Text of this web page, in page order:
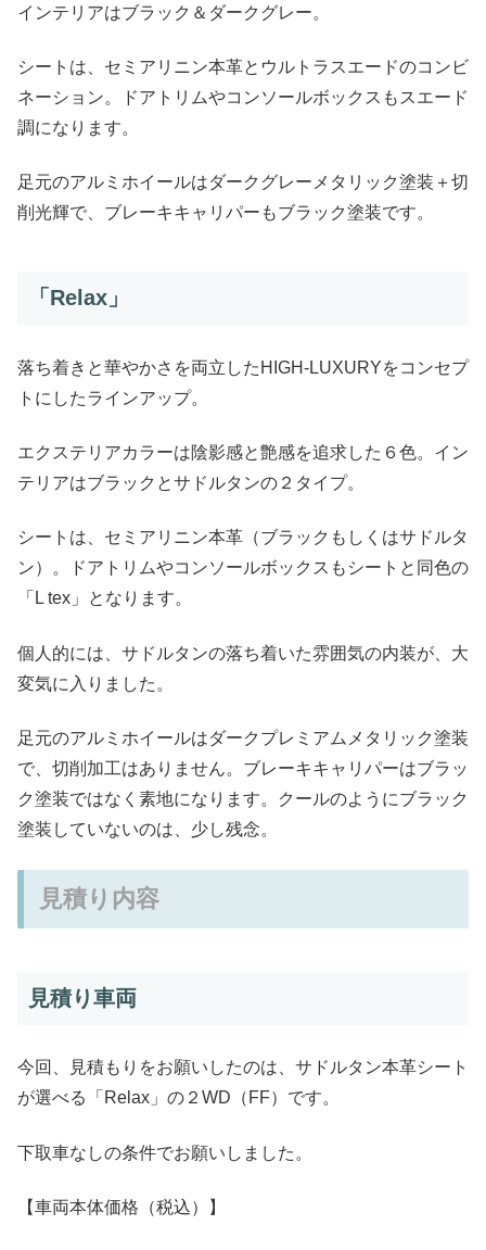
インテリアはブラック＆ダークグレー。
シートは、セミアリニン本革とウルトラスエードのコンビ
ネーション。ドアトリムやコンソールボックスもスエード
調になります。
足元のアルミホイールはダークグレーメタリック塗装＋切
削光輝で、ブレーキキャリパーもブラック塗装です。
「Relax」
落ち着きと華やかさを両立したHIGH-LUXURYをコンセプ
トにしたラインアップ。
エクステリアカラーは陰影感と艶感を追求した６色。イン
テリアはブラックとサドルタンの２タイプ。
シートは、セミアリニン本革（ブラックもしくはサドルタ
ン）。ドアトリムやコンソールボックスもシートと同色の
「L tex」となります。
個人的には、サドルタンの落ち着いた雰囲気の内装が、大
変気に入りました。
足元のアルミホイールはダークプレミアムメタリック塗装
で、切削加工はありません。ブレーキキャリパーはブラッ
ク塗装ではなく素地になります。クールのようにブラック
塗装していないのは、少し残念。
見積り内容
見積り車両
今回、見積もりをお願いしたのは、サドルタン本革シート
が選べる「Relax」の２WD（FF）です。
下取車なしの条件でお願いしました。
【車両本体価格（税込）】